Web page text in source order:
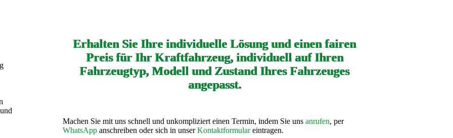
Erhalten Sie Ihre individuelle Lösung und einen fairen
Preis für Ihr Kraftfahrzeug, individuell auf Ihren
Fahrzeugtyp, Modell und Zustand Ihres Fahrzeuges
angepasst.
Machen Sie mit uns schnell und unkompliziert einen Termin, indem Sie uns anrufen, per
WhatsApp anschreiben oder sich in unserKontaktformulareintragen.